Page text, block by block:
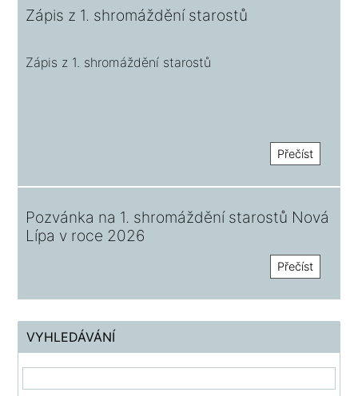
Zápis z 1. shromáždění starostů
Zápis z 1. shromáždění starostů
Přečíst
Pozvánka na 1. shromáždění starostů Nová
Lípa v roce 2026
Přečíst
VYHLEDÁVÁNÍ